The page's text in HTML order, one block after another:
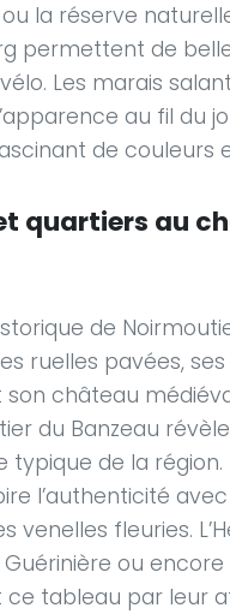
la réserve
permettent de
Les marais
au fil du
de couleurs
quartiers au
de
ruelles pavées,
château
du Banzeau
de la région.
l’authenticité
venelles fleuries.
ou encore
tableau par leur